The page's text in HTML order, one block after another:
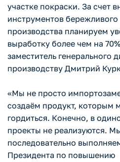
участке покраски. За счет
инструментов бережливого
производства планируем
выработку более чем на
заместитель генерального
производству Дмитрий
«Мы не просто
создаём продукт, которым
гордиться. Конечно, в
проекты не реализуются.
последовательно
Президента по повышению